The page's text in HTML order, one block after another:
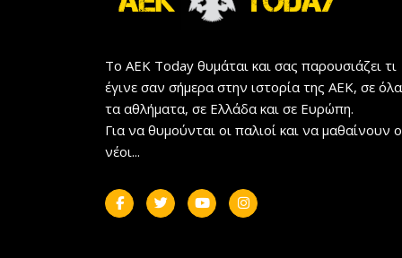
Το AEK Today θυμάται και σας παρουσιάζει τι
έγινε σαν σήμερα στην ιστορία της ΑΕΚ, σε όλα
τα αθλήματα, σε Ελλάδα και σε Ευρώπη.
Για να θυμούνται οι παλιοί και να μαθαίνουν
νέοι...